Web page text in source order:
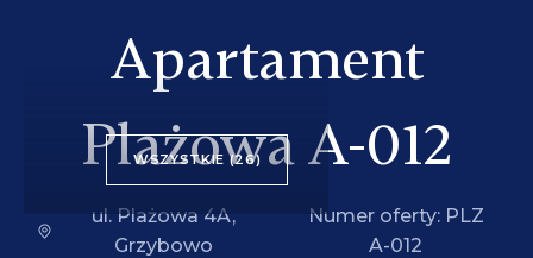
Apartament
Plażowa A-012
ul. Plażowa 4A,
Grzybowo
Numer oferty: PLZ
A-012
WSZYSTKIE (26)